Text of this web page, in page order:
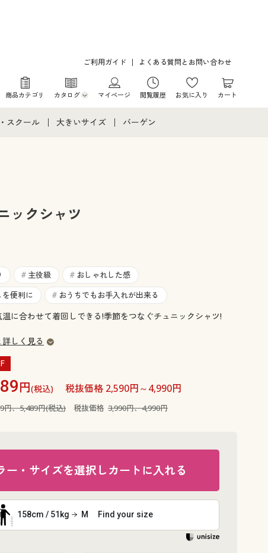
ご利用ガイド よくある質問とお問い合わせ
商品カテゴリ カタログ
カタログ・チラシからのご注文
マイページ 閲覧履歴 お気に入り カート
スクール
ニア・ティーンズ下着
大きいサイズ
大きいサイズ レディース下着
大きいサイズ 事務・制服
バーゲン
ックシャツ
# 主役級 # おしゃれした感
便利に # おうちでもお手入れが出来る
に合わせて着回しできる!季節をつなぐチュニックシャツ!
しく見る
円(税込) 税抜価格 2,590円～4,990円
円、5,489円(税込) 税抜価格 3,990円、4,990円
ー・サイズを選択しカートに入れる
158cm / 51kg M Find your size